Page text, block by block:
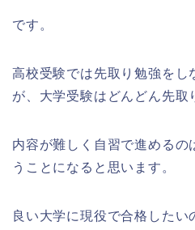
です。
高校受験では先取り勉強をし
が、大学受験はどんどん先取
内容が難しく自習で進めるの
うことになると思います。
良い大学に現役で合格したい